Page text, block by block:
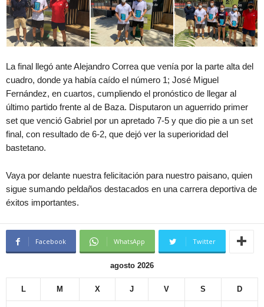
La final llegó ante Alejandro Correa que venía por la parte alta del
cuadro, donde ya había caído el número 1; José Miguel
Fernández, en cuartos, cumpliendo el pronóstico de llegar al
último partido frente al de Baza. Disputaron un aguerrido primer
set que venció Gabriel por un apretado 7-5 y que dio pie a un set
final, con resultado de 6-2, que dejó ver la superioridad del
bastetano.
Vaya por delante nuestra felicitación para nuestro paisano, quien
sigue sumando peldaños destacados en una carrera deportiva de
éxitos importantes.
Facebook WhatsApp Twitter
agosto 2026
L M X J V S D